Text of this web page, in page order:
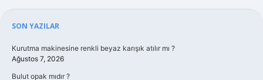
Sidebar
SON YAZILAR
Kurutma makinesine renkli beyaz karışık atılır mı ?
Ağustos 7, 2026
Bulut opak mıdır ?